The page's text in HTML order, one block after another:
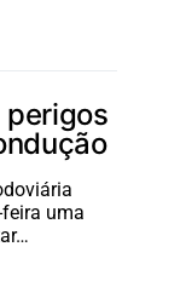
perigos
feira uma